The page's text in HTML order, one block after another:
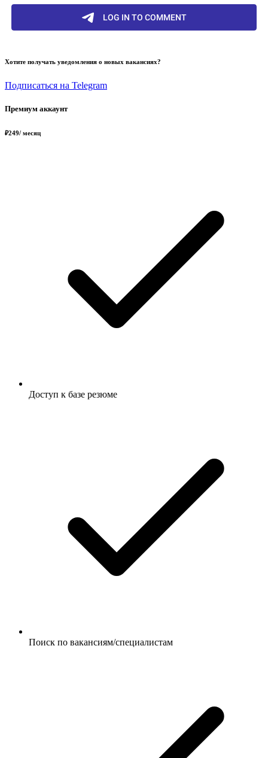
Хотите получать уведомления о новых вакансиях?
Подписаться на Telegram
Премиум аккаунт
₽249/ месяц
Доступ к базе резюме
Поиск по вакансиям/специалистам